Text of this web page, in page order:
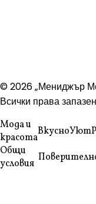
© 2026 „Мениджър
Всички права
Мода и
красотаВкусноУют
Общи
условия